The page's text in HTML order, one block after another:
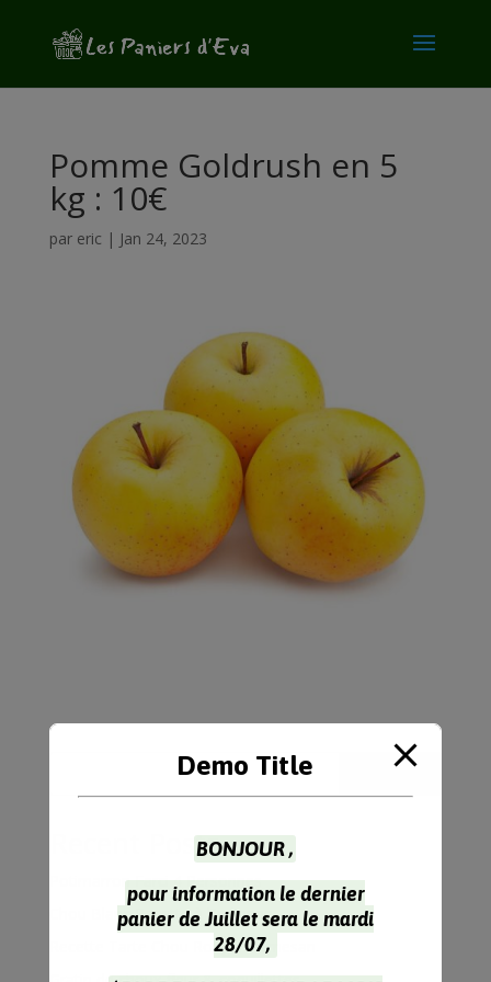
Pomme Goldrush en 5
kg : 10€
par eric | Jan 24, 2023
Recent Posts
Potimarron Farci 4 Personnes
Chou Blanc Recette à l’Indienne
Recette Tarte Chou Rouge Parmesan
Demo Title
BONJOUR ,
pour information le dernier
panier de Juillet sera le mardi
28/07,